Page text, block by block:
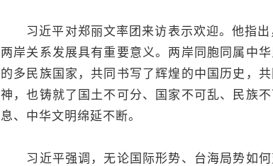
习近平对郑丽文率团来访表示欢迎。他指出
两岸关系发展具有重要意义。两岸同胞同属中
的多民族国家，共同书写了辉煌的中国历史，
神，也铸就了国土不可分、国家不可乱、民族
息、中华文明绵延不断。
习近平强调，无论国际形势、台海局势如何